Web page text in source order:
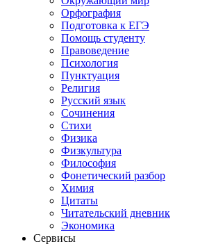
Орфография
Подготовка к ЕГЭ
Помощь студенту
Правоведение
Психология
Пунктуация
Религия
Русский язык
Сочинения
Стихи
Физика
Физкультура
Философия
Фонетический разбор
Химия
Цитаты
Читательский дневник
Экономика
Сервисы